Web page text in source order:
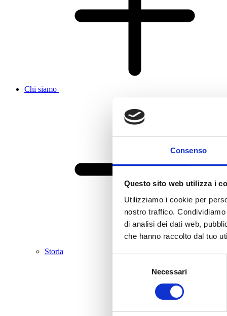
Consenso
Questo sito web utilizza i
Utilizziamo i cookie per
nostro traffico.
di analisi dei dati web,
che hanno raccolto dal tuo
Necessari
Chi siamo
Storia